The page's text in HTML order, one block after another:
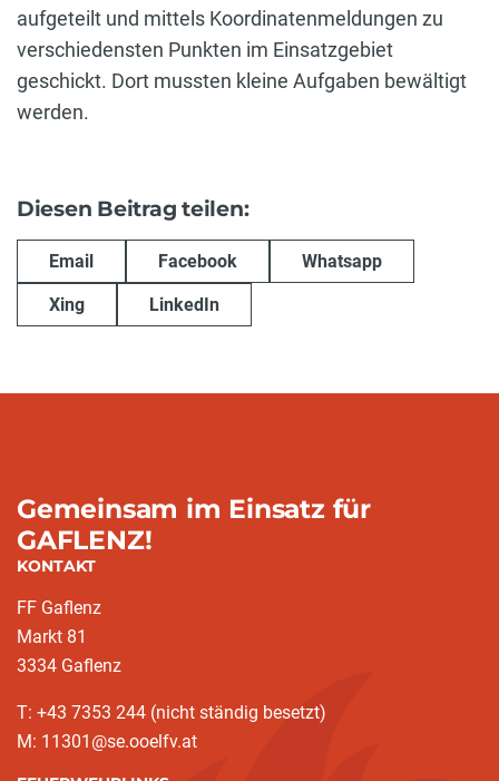
aufgeteilt und mittels Koordinatenmeldungen zu
verschiedensten Punkten im Einsatzgebiet
geschickt. Dort mussten kleine Aufgaben bewältigt
werden.
Diesen Beitrag teilen:
Email Facebook Whatsapp
Xing LinkedIn
Gemeinsam im Einsatz für
GAFLENZ!
KONTAKT
FF Gaflenz
Markt 81
3334 Gaflenz
T: +43 7353 244 (nicht ständig besetzt)
M: 11301@se.ooelfv.at